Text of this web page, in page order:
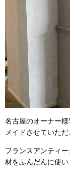
名古屋のオーナー
メイドさせていただ
フランスアンティ
材をふんだんに使い